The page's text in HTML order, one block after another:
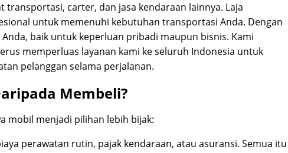
transportasi, carter, dan jasa kendaraan lainnya. Laja
untuk memenuhi kebutuhan transportasi Anda. Dengan
baik untuk keperluan pribadi maupun bisnis. Kami
memperluas layanan kami ke seluruh Indonesia untuk
pelanggan selama perjalanan.
Membeli?
mobil menjadi pilihan lebih bijak:
perawatan rutin, pajak kendaraan, atau asuransi. Semua itu